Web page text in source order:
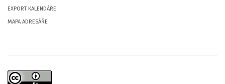
EXPORT KALENDÁŘE
MAPA ADRESÁŘE